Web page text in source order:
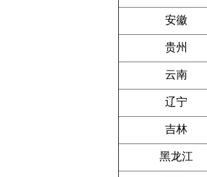
安徽
贵州
云南
辽宁
吉林
黑龙江